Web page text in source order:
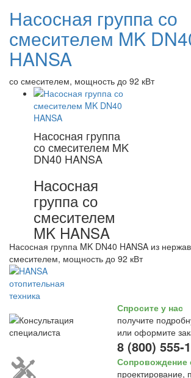
Насосная группа со
смесителем MK
HANSA
со смесителем, мощность до 92 кВт
Насосная группа
со смесителем MK
DN40 HANSA
Насосная
группа со
смесителем
MK HANSA
Насосная группа MK DN40 HANSA из
смесителем, мощность до 92 кВт
Спросите у нас
получите
или оформите
8 (800) 555-
Сопровождение
проектирование,